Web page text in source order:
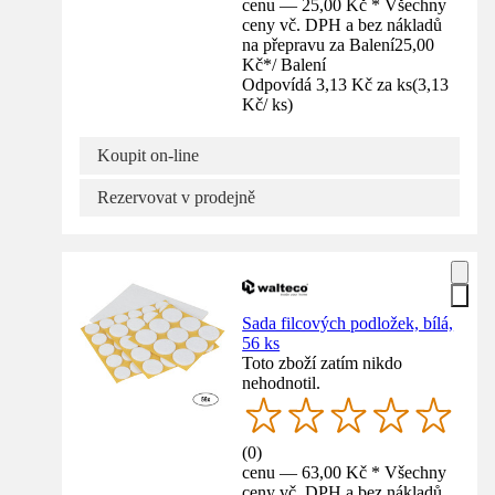
cenu — 25,00 Kč * Všechny
ceny vč. DPH a bez nákladů
na přepravu za Balení25,00
Kč*/ Balení
Odpovídá 3,13 Kč za ks(3,13
Kč/ ks)
Koupit on-line
Rezervovat v prodejně
Sada filcových podložek, bílá,
56 ks
Toto zboží zatím nikdo
nehodnotil.
(0)
cenu — 63,00 Kč * Všechny